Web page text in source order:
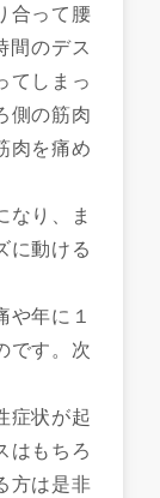
合って腰
間のデス
てしまっ
側の筋肉
肉を痛め
なり、ま
に動ける
や年に１
です。次
症状が起
はもちろ
方は是非